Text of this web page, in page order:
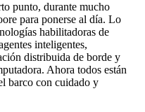
punto, durante mucho
para ponerse al día. Lo
habilitadoras de
inteligentes,
distribuida de borde y
Ahora todos están
barco con cuidado y